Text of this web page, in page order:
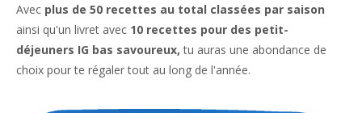
Avec plus de 50 recettes au total classées par saison
ainsi qu'un livret avec 10 recettes pour des petit-
déjeuners IG bas savoureux, tu auras une abondance de
choix pour te régaler tout au long de l'année.